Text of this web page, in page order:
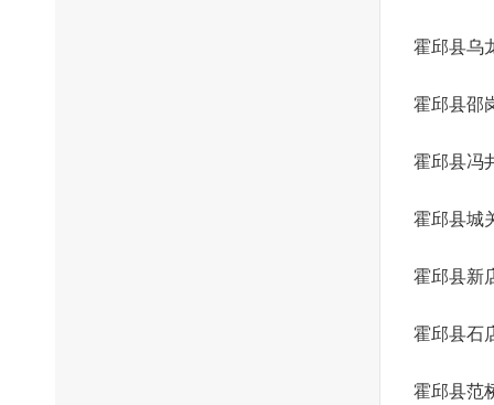
霍邱县乌
霍邱县邵
霍邱县冯
霍邱县城
霍邱县新
霍邱县石
霍邱县范